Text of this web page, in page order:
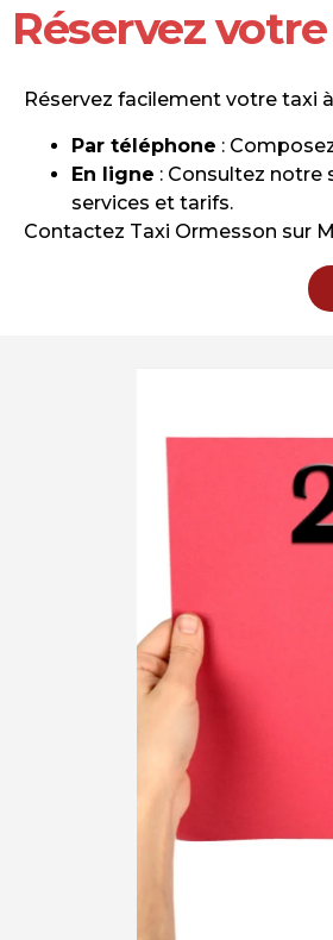
Réservez
Réservez facilement votre taxi
Par téléphone :
En ligne : Consultez notre
services et tarifs.
Contactez Taxi Ormesson sur